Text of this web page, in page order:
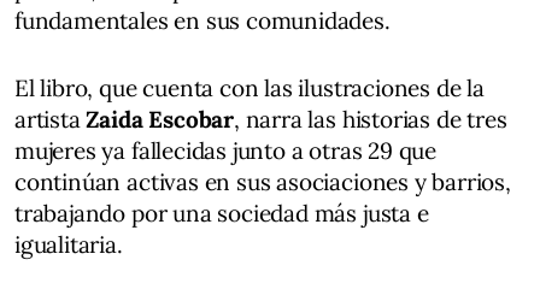
fundamentales en sus comunidades.
El libro, que cuenta con las ilustraciones de la
artistaZaida Escobar, narra las historias de tres
mujeres ya fallecidas junto a otras 29 que
continúan activas en sus asociaciones y barrios,
trabajando por una sociedad más justa e
igualitaria.